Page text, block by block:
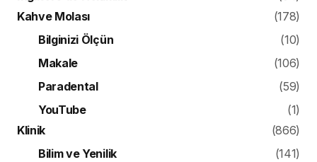
Kahve Molası
(178)
Bilginizi Ölçün
(10)
Makale
(106)
Paradental
(59)
YouTube
(1)
Klinik
(866)
Bilim ve Yenilik
(141)